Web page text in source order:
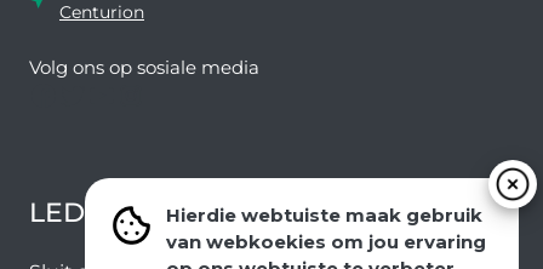
Hierdie webtuiste maak gebruik
van webkoekies om jou ervaring
Centurion
Volg ons ​​op sosiale media
LEDEVOORDELE NUUSBRIEF